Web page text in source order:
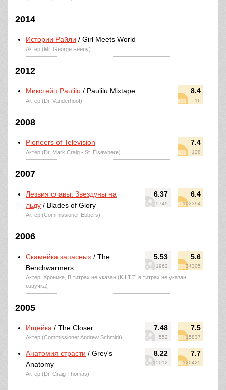
2014
Истории Райли / Girl Meets World
Актер (Mr. George Feeny)
2012
8.4
16
Микстейп Paulilu / Paulilu Mixtape
Актер (Dr. Vanderhoof)
2008
7.4
128
Pioneers of Television
Актер (Dr. Mark Craig - St. Elsewhere)
2007
6.37
5749
6.4
102394
Лезвия славы: Звездуны на
льду / Blades of Glory
Актер (Commissioner Ebbers)
2006
5.53
1962
5.6
34305
Скамейка запасных / The
Benchwarmers
Актер: Хроника, В титрах не указан (K.I.T.T. в титрах не указан,
озвучка)
2005
7.48
552
7.5
15837
Ищейка / The Closer
Актер (Commissioner Andrew Schmidt)
8.22
15012
7.7
120425
Анатомия страсти / Grey's
Anatomy
Актер (Dr. Craig Thomas)